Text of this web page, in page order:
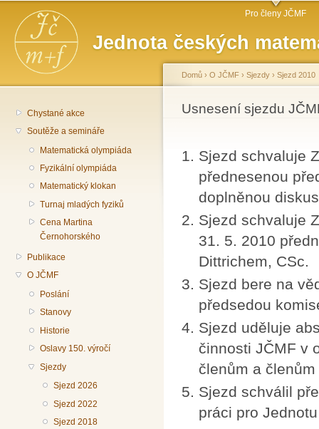
Jednota českých
Hlavní menu Pro členy JČMF
Chystané akce
Soutěže a semináře
Matematická olympiáda
Fyzikální olympiáda
Matematický klokan
Turnaj mladých fyziků
Cena Martina
Černohorského
Publikace
O JČMF
Poslání
Stanovy
Historie
Oslavy 150. výročí
Sjezdy
Sjezd 2026
Sjezd 2022
Sjezd 2018
Jste zde
Domů › O JČMF › Sjezdy › Sjezd 2010
Usnesení sjezdu
Sjezd schvaluje
přednesenou
doplněnou
Sjezd schvaluje
31. 5. 2010
Dittrichem, CSc.
Sjezd bere na
předsedou
Sjezd uděluje
činnosti JČMF v
členům a
Sjezd schválil
práci pro